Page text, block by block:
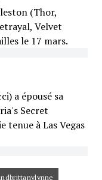
(Thor,
Velvet
le 17 mars.
a épousé sa
Secret
tenue à Las Vegas